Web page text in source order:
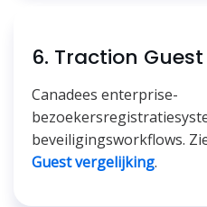
6. Traction Guest
Canadees enterprise-
beveiligingsworkflows.
Guest vergelijking.